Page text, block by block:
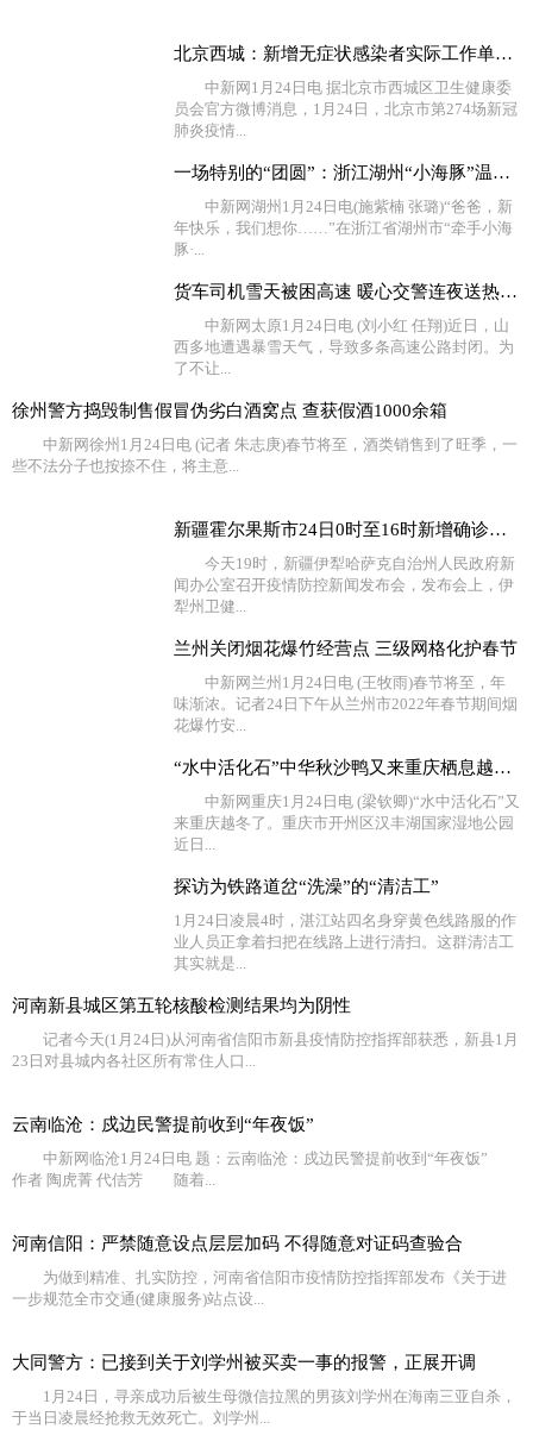
北京西城：新增无症状感染者实际工作单位不在西城，相关
中新网1月24日电 据北京市西城区卫生健康委
员会官方微博消息，1月24日，北京市第274场新冠
肺炎疫情...
一场特别的“团圆”：浙江湖州“小海豚”温暖过新年
中新网湖州1月24日电(施紫楠 张璐)“爸爸，新
年快乐，我们想你……”在浙江省湖州市“牵手小海
豚·...
货车司机雪天被困高速 暖心交警连夜送热水食物
中新网太原1月24日电 (刘小红 任翔)近日，山
西多地遭遇暴雪天气，导致多条高速公路封闭。为
了不让...
徐州警方捣毁制售假冒伪劣白酒窝点 查获假酒1000余箱
中新网徐州1月24日电 (记者 朱志庚)春节将至，酒类销售到了旺季，一
些不法分子也按捺不住，将主意...
新疆霍尔果斯市24日0时至16时新增确诊病例4例 无症状感
今天19时，新疆伊犁哈萨克自治州人民政府新
闻办公室召开疫情防控新闻发布会，发布会上，伊
犁州卫健...
兰州关闭烟花爆竹经营点 三级网格化护春节
中新网兰州1月24日电 (王牧雨)春节将至，年
味渐浓。记者24日下午从兰州市2022年春节期间烟
花爆竹安...
“水中活化石”中华秋沙鸭又来重庆栖息越冬了
中新网重庆1月24日电 (梁钦卿)“水中活化石”又
来重庆越冬了。重庆市开州区汉丰湖国家湿地公园
近日...
探访为铁路道岔“洗澡”的“清洁工”
1月24日凌晨4时，湛江站四名身穿黄色线路服的作
业人员正拿着扫把在线路上进行清扫。这群清洁工
其实就是...
河南新县城区第五轮核酸检测结果均为阴性
记者今天(1月24日)从河南省信阳市新县疫情防控指挥部获悉，新县1月
23日对县城内各社区所有常住人口...
云南临沧：戍边民警提前收到“年夜饭”
中新网临沧1月24日电 题：云南临沧：戍边民警提前收到“年夜饭”
作者 陶虎菁 代佶芳 随着...
河南信阳：严禁随意设点层层加码 不得随意对证码查验合
为做到精准、扎实防控，河南省信阳市疫情防控指挥部发布《关于进
一步规范全市交通(健康服务)站点设...
大同警方：已接到关于刘学州被买卖一事的报警，正展开调
1月24日，寻亲成功后被生母微信拉黑的男孩刘学州在海南三亚自杀，
于当日凌晨经抢救无效死亡。刘学州...